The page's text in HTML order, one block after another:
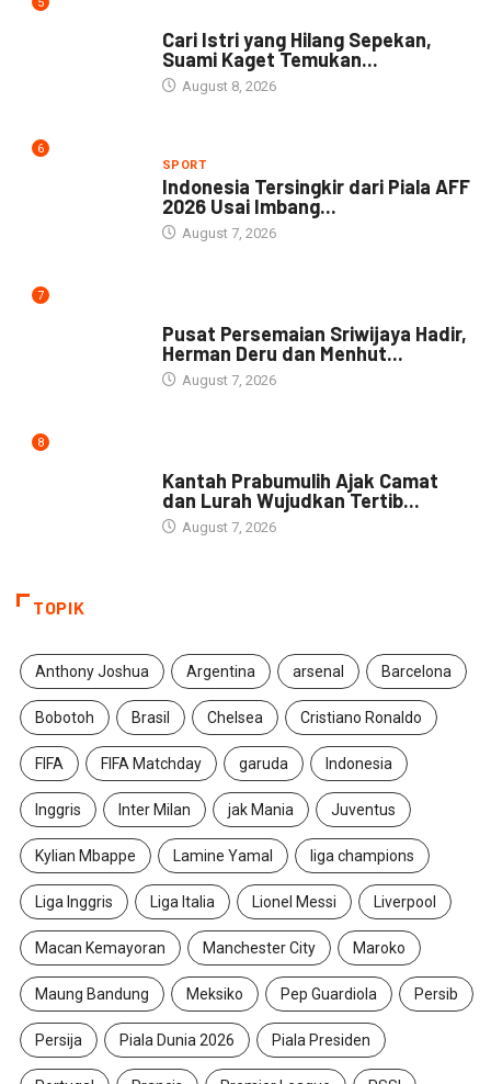
Cari Istri yang Hilang Sepekan,
Suami Kaget Temukan...
August 8, 2026
6
SPORT
Indonesia Tersingkir dari Piala AFF
2026 Usai Imbang...
August 7, 2026
7
Pusat Persemaian Sriwijaya Hadir,
Herman Deru dan Menhut...
August 7, 2026
8
Kantah Prabumulih Ajak Camat
dan Lurah Wujudkan Tertib...
August 7, 2026
TOPIK
Anthony Joshua Argentina arsenal Barcelona
Bobotoh Brasil Chelsea Cristiano Ronaldo
FIFA FIFA Matchday garuda Indonesia
Inggris Inter Milan jak Mania Juventus
Kylian Mbappe Lamine Yamal liga champions
Liga Inggris Liga Italia Lionel Messi Liverpool
Macan Kemayoran Manchester City Maroko
Maung Bandung Meksiko Pep Guardiola Persib
Persija Piala Dunia 2026 Piala Presiden